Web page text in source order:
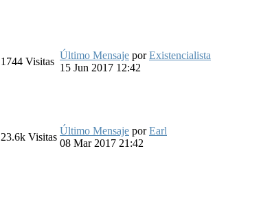
1744 Visitas
Último Mensaje porExistencialista
15 Jun 2017 12:42
23.6k Visitas
Último Mensaje porEarl
08 Mar 2017 21:42